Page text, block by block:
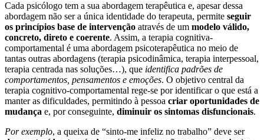
Cada psicólogo tem a sua abordagem terapêutica e, apesar dessa
abordagem não ser a única identidade do terapeuta, permite seguir
os princípios base de intervenção através de um modelo válido,
concreto, direto e coerente. Assim, a terapia cognitiva-
comportamental é uma abordagem psicoterapêutica no meio de
tantas outras abordagens (terapia psicodinâmica, terapia interpessoal,
terapia centrada nas soluções…), que identifica padrões de
comportamentos, pensamentos e emoções. O objetivo central da
terapia cognitivo-comportamental rege-se por identificar o que está a
manter as dificuldades, permitindo à pessoa criar oportunidades de
mudança e, por conseguinte, diminuir os sintomas disfuncionais.
Por exemplo, a queixa de “sinto-me infeliz no trabalho” deve ser